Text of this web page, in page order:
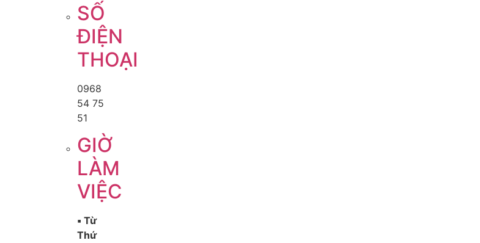
SỐ
ĐIỆN
THOẠI
0968
54 75
51
GIỜ
LÀM
VIỆC
▪️ Từ
Thứ